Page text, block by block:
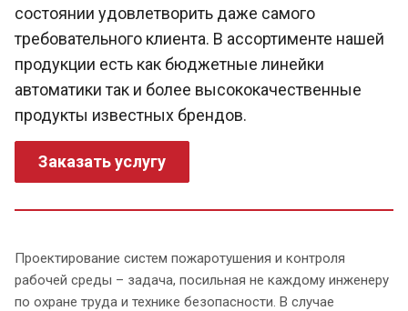
состоянии удовлетворить даже самого
требовательного клиента. В ассортименте нашей
продукции есть как бюджетные линейки
автоматики так и более высококачественные
продукты известных брендов.
Заказать услугу
Проектирование систем пожаротушения и контроля
рабочей среды – задача, посильная не каждому инженеру
по охране труда и технике безопасности. В случае